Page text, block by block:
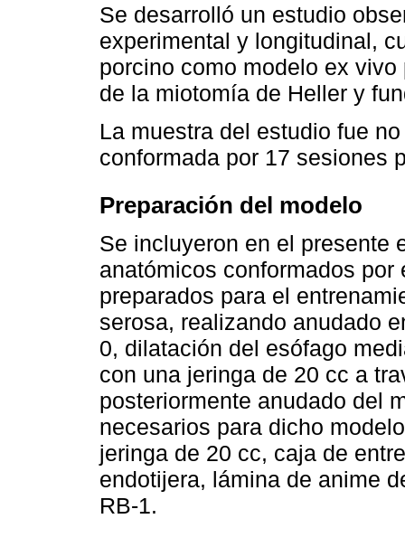
Se desarrolló un estudio
experimental y longitudinal,
porcino como modelo ex
de la miotomía de Heller y
La muestra del estudio fue
conformada por 17 sesiones
Preparación del modelo
Se incluyeron en el presente
anatómicos conformados
preparados para el
serosa, realizando anudado
0, dilatación del esófago
con una jeringa de 20 cc a
posteriormente anudado del
necesarios para dicho
jeringa de 20 cc, caja de
endotijera, lámina de anime
RB-1.